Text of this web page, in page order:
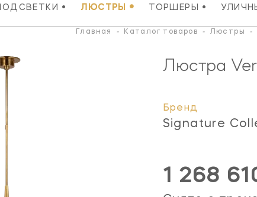
• ЛЮСТРЫ • ТОРШЕРЫ •
Главная - Каталог товаров - Люстры -
Люстра
Бренд
Signature
1 268